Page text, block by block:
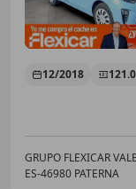
12/2018
GRUPO FLEXICAR
ES-46980 PATERNA